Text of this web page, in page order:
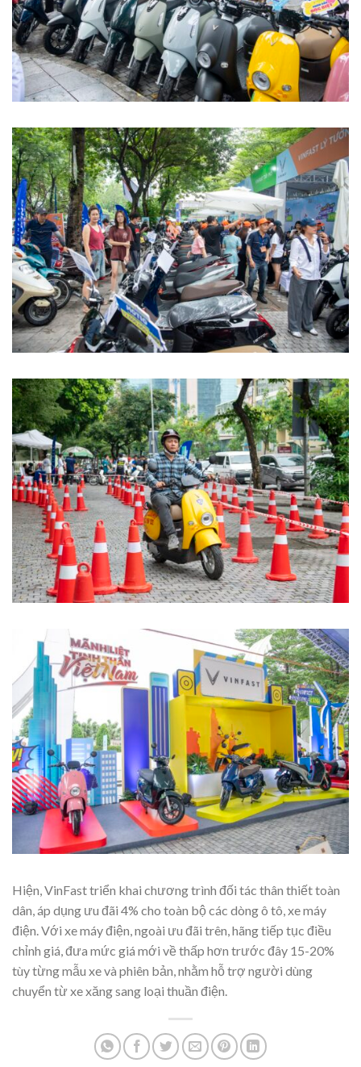
Hiện, VinFast triển khai chương trình đối tác thân thiết toàn
dân, áp dụng ưu đãi 4% cho toàn bộ các dòng ô tô, xe máy
điện. Với xe máy điện, ngoài ưu đãi trên, hãng tiếp tục điều
chỉnh giá, đưa mức giá mới về thấp hơn trước đây 15-20%
tùy từng mẫu xe và phiên bản, nhằm hỗ trợ người dùng
chuyển từ xe xăng sang loại thuần điện.